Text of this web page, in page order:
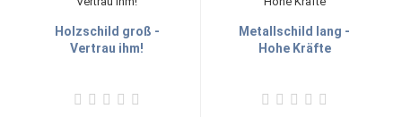
Holzschild groß -
Vertrau ihm!
Metallschild lang -
Hohe Kräfte